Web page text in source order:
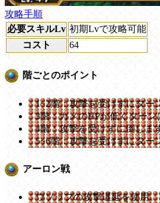
攻略手順
必要スキルLv 初期Lvで攻略可能
コスト
64
階ごとのポイント
1~2階：攻撃を受けずにター
3階：カメのHPが低くター
4階：攻撃を受けずに倒しま
5~6階：攻撃を受けずにター
アーロン戦
ウソップの攻撃遅延を使用。